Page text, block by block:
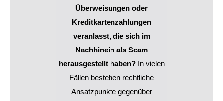
Überweisungen oder
Kreditkartenzahlungen
veranlasst, die sich im
Nachhinein als Scam
herausgestellt haben?In vielen
Fällen bestehen rechtliche
Ansatzpunkte gegenüber